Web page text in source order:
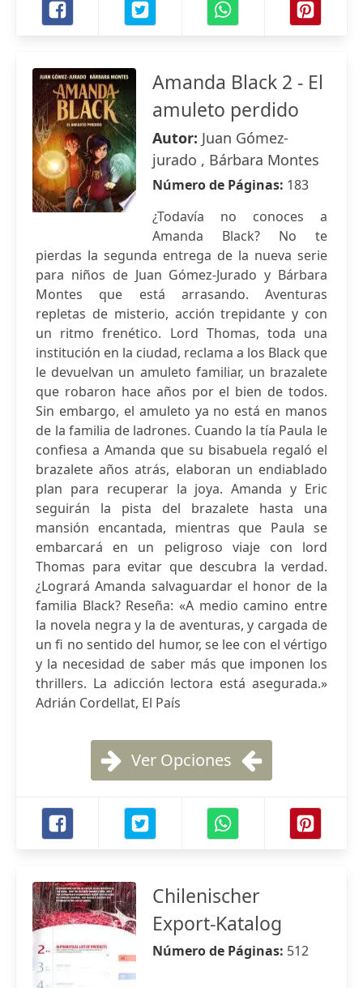
Amanda Black 2 - El
amuleto perdido
Autor: Juan Gómez-
jurado , Bárbara Montes
Número de Páginas: 183
¿Todavía no conoces a
Amanda Black? No te
pierdas la segunda entrega de la nueva serie
para niños de Juan Gómez-Jurado y Bárbara
Montes que está arrasando. Aventuras
repletas de misterio, acción trepidante y con
un ritmo frenético. Lord Thomas, toda una
institución en la ciudad, reclama a los Black que
le devuelvan un amuleto familiar, un brazalete
que robaron hace años por el bien de todos.
Sin embargo, el amuleto ya no está en manos
de la familia de ladrones. Cuando la tía Paula le
confiesa a Amanda que su bisabuela regaló el
brazalete años atrás, elaboran un endiablado
plan para recuperar la joya. Amanda y Eric
seguirán la pista del brazalete hasta una
mansión encantada, mientras que Paula se
embarcará en un peligroso viaje con lord
Thomas para evitar que descubra la verdad.
¿Logrará Amanda salvaguardar el honor de la
familia Black? Reseña: «A medio camino entre
la novela negra y la de aventuras, y cargada de
un fi no sentido del humor, se lee con el vértigo
y la necesidad de saber más que imponen los
thrillers. La adicción lectora está asegurada.»
Adrián Cordellat, El País
Ver Opciones
Chilenischer
Export-Katalog
Número de Páginas: 512